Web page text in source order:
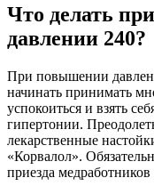
Что делать
давлении 240?
При повышении
начинать принимать
успокоиться и взять
гипертонии.
лекарственные
«Корвалол».
приезда